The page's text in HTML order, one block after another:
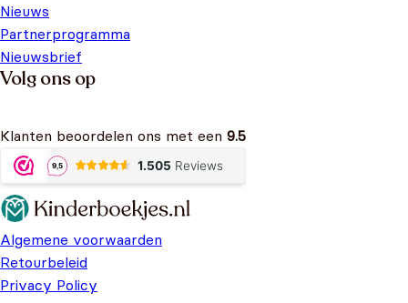
Nieuws
Partnerprogramma
Nieuwsbrief
Volg ons op
Klanten beoordelen ons met een 9.5
Algemene voorwaarden
Retourbeleid
Privacy Policy